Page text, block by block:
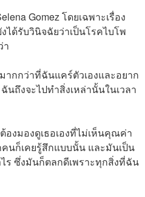
Gomez โดยเฉพาะเรื่อง
ด้รับวินิจฉัยว่าเป็นโรคไบโพ
า
กกว่าที่ฉันแคร์ตัวเองและอยาก
ถึงจะไปทำสิ่งเหล่านั้นในเวลา
องมองดูเธอเองที่ไม่เห็นคุณค่า
คนก็เคยรู้สึกแบบนั้น และมันเป็น
ร ซึ่งมันก็ตลกดีเพราะทุกสิ่งที่ฉัน